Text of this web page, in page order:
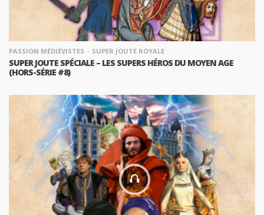
PASSION MÉDIÉVISTES SUPER JOUTE ROYALE
SUPER JOUTE SPÉCIALE – LES SUPERS HÉROS DU MOYEN AGE
(HORS-SÉRIE #8)